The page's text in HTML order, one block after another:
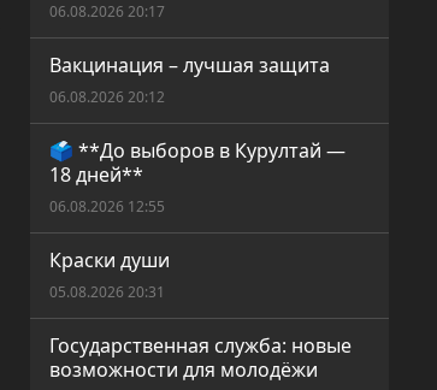
06.08.2026 20:17
Вакцинация – лучшая защита
06.08.2026 20:12
🗳️ **До выборов в Курултай —
18 дней**
06.08.2026 12:55
Краски души
05.08.2026 20:31
Государственная служба: новые
возможности для молодёжи